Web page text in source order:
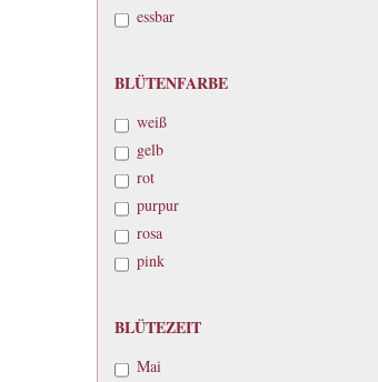
essbar
BLÜTENFARBE
BLÜTENFARBE
weiß
gelb
rot
purpur
rosa
pink
BLÜTEZEIT
BLÜTEZEIT
Mai